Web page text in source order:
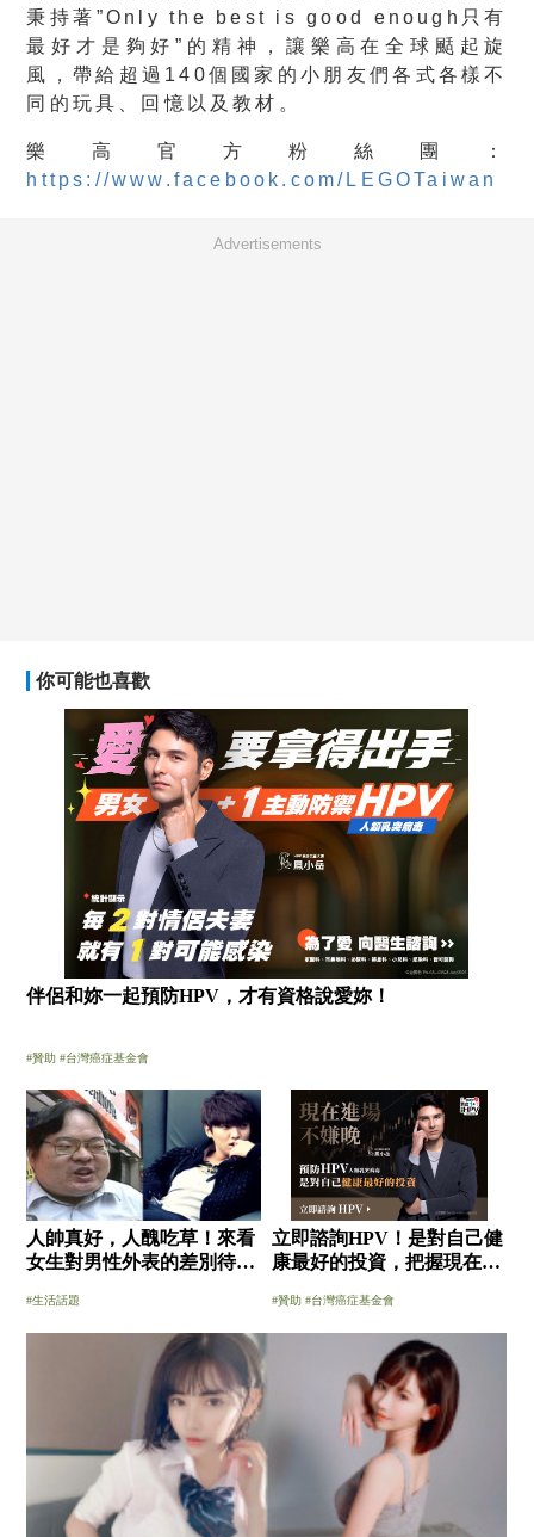
秉持著”Only the best is good enough只有
最好才是夠好”的精神，讓樂高在全球颳起旋
風，帶給超過140個國家的小朋友們各式各樣不
同的玩具、回憶以及教材。
樂高官方粉絲團：
https://www.facebook.com/LEGOTaiwan
Advertisements